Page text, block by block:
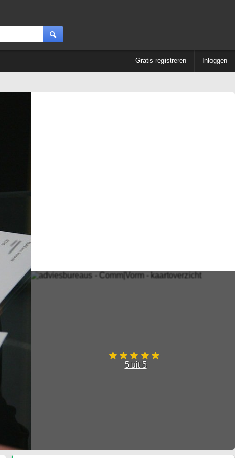
Gratis registreren Inloggen
5 uit 5